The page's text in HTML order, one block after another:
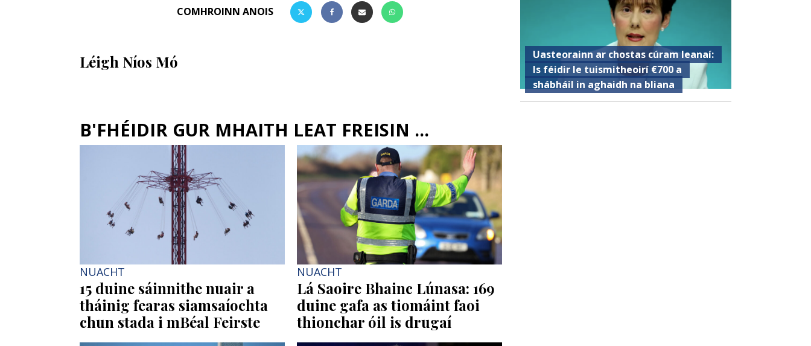
COMHROINN ANOIS
Léigh Níos Mó
B'FHÉIDIR GUR MHAITH LEAT FREISIN ...
NUACHT
15 duine sáinnithe nuair a
tháinig fearas siamsaíochta
chun stada i mBéal Feirste
NUACHT
Lá Saoire Bhainc Lúnasa: 169
duine gafa as tiomáint faoi
thionchar óil is drugaí
Uasteorainn ar chostas cúram leanaí:
Is féidir le tuismitheoirí €700 a
shábháil in aghaidh na bliana